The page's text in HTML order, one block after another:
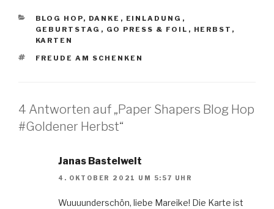
KATEGORIEN
BLOG HOP, DANKE , EINLADUNG ,
GEBURTSTAG , GO PRESS & FOIL , HERBST ,
KARTEN
SCHLAGWÖRTER
FREUDE AM SCHENKEN
4 Antworten auf „Paper Shapers Blog Hop
#Goldener Herbst“
Janas Bastelwelt
4. OKTOBER 2021 UM 5:57 UHR
Wuuuunderschön, liebe Mareike! Die Karte ist